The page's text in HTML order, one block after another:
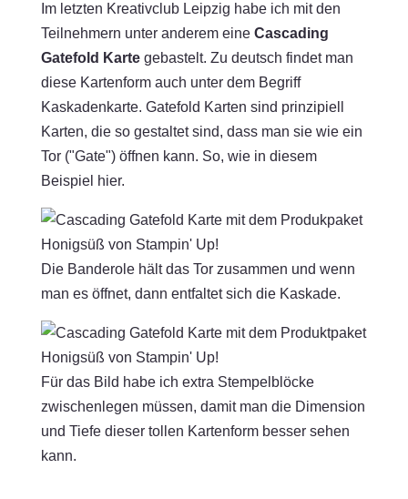
Im letzten Kreativclub Leipzig habe ich mit den
Teilnehmern unter anderem eine Cascading
Gatefold Kartegebastelt. Zu deutsch findet man
diese Kartenform auch unter dem Begriff
Kaskadenkarte. Gatefold Karten sind prinzipiell
Karten, die so gestaltet sind, dass man sie wie ein
Tor ("Gate") öffnen kann. So, wie in diesem
Beispiel hier.
Die Banderole hält das Tor zusammen und wenn
man es öffnet, dann entfaltet sich die Kaskade.
Für das Bild habe ich extra Stempelblöcke
zwischenlegen müssen, damit man die Dimension
und Tiefe dieser tollen Kartenform besser sehen
kann.